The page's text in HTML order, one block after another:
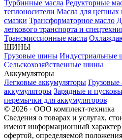
Турбинные масла Редукторные
теплоносители Масла для цепных
смазки Трансформаторное масло
легкового транспорта и
Трансмиссионные масла
ШИНЫ
Грузовые шины Индустриальные
Сельскохозяйственные шины
Аккумуляторы
Легковые аккумуляторы Грузовые
аккумуляторы Зарядные и
перемычки для аккумуляторов
© 2026 · ООО комплект-техника
Сведения о товарах и услугах,
имеют информационный
офертой, определяемой